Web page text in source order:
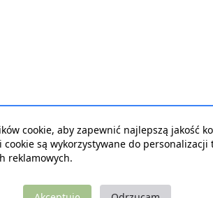
cookie, aby zapewnić najlepszą jakość
cookie są wykorzystywane do personalizacji
reklamowych.